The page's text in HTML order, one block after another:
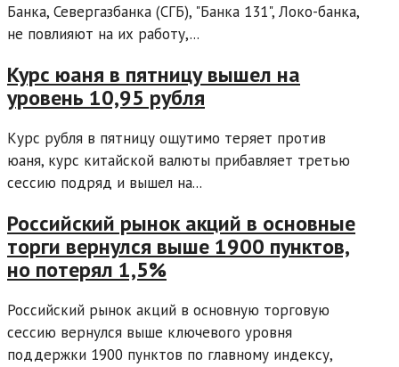
Банка, Севергазбанка (СГБ), "Банка 131", Локо-банка,
не повлияют на их работу,...
Курс юаня в пятницу вышел на
уровень 10,95 рубля
Курс рубля в пятницу ощутимо теряет против
юаня, курс китайской валюты прибавляет третью
сессию подряд и вышел на...
Российский рынок акций в основные
торги вернулся выше 1900 пунктов,
но потерял 1,5%
Российский рынок акций в основную торговую
сессию вернулся выше ключевого уровня
поддержки 1900 пунктов по главному индексу,